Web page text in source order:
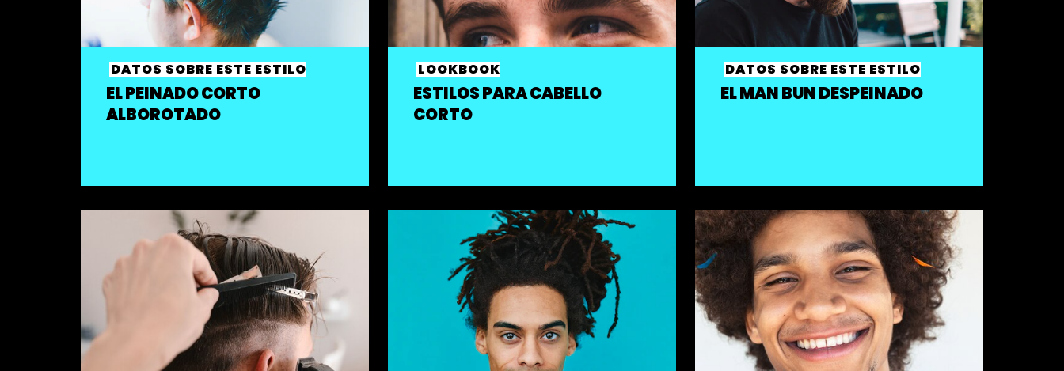
DATOS SOBRE ESTE ESTILO
EL PEINADO CORTO
ALBOROTADO
LOOKBOOK
ESTILOS PARA CABELLO
CORTO
DATOS SOBRE ESTE ESTILO
EL MAN BUN DESPEINADO